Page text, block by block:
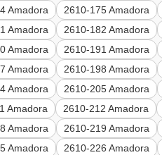
Amadora 2610-175 Amadora
Amadora 2610-182 Amadora
Amadora 2610-191 Amadora
Amadora 2610-198 Amadora
Amadora 2610-205 Amadora
Amadora 2610-212 Amadora
Amadora 2610-219 Amadora
Amadora 2610-226 Amadora